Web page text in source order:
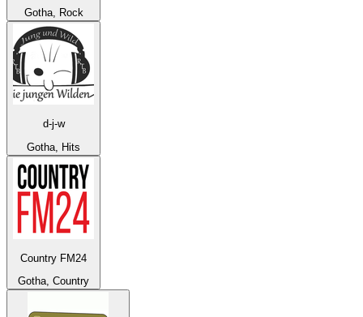
Gotha, Rock
d-j-w
Gotha, Hits
Country FM24
Gotha, Country